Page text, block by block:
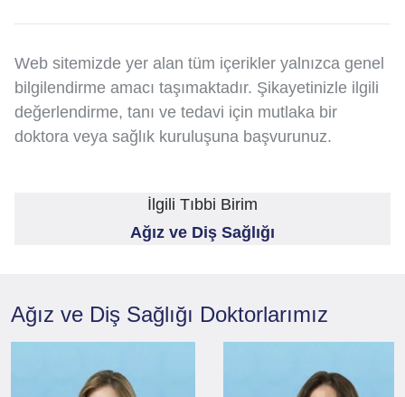
Web sitemizde yer alan tüm içerikler yalnızca genel
bilgilendirme amacı taşımaktadır. Şikayetinizle ilgili
değerlendirme, tanı ve tedavi için mutlaka bir
doktora veya sağlık kuruluşuna başvurunuz.
İlgili Tıbbi Birim
Ağız ve Diş Sağlığı
Ağız ve Diş Sağlığı Doktorlarımız